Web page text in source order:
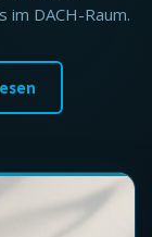
DACH-Raum.